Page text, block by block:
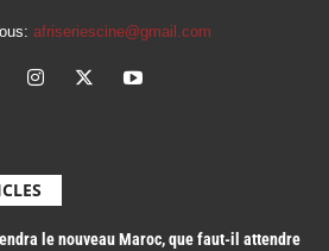
afriseriescine@gmail.com
le nouveau Maroc, que faut-il attendre